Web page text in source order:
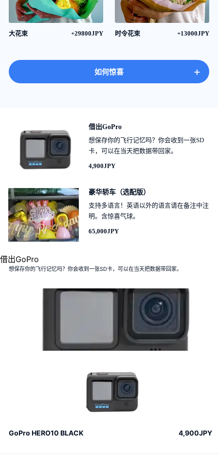
大花束 +29800JPY 时令花束 +13000JPY
如何惊喜 +
借出GoPro
想保存你的飞行记忆吗？你会收到一张SD
卡，可以在当天把数据带回家。
4,900JPY
豪华轿车（选配版）
支持多语言！英语以外的语言请在备注中注
明。含惊喜气球。
65,000JPY
借出GoPro
想保存你的飞行记忆吗？你会收到一张SD卡，可以在当天把数据带回家。
GoPro HERO10 BLACK 4,900JPY